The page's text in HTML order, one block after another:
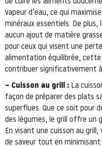
de cuire les aliments
vapeur d’eau, ce qui
minéraux essentiels. De plus,
aucun ajout de matière
pour ceux qui visent une
alimentation équilibrée,
contribuer significativement
– Cuisson au grill : La
façon de préparer des plats
superflues. Que ce soit pour
des légumes, le grill offre un
En visant une cuisson au
de saveur tout en minimisant